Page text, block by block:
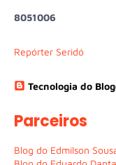
8051006
Repórter Seridó
Tecnologia do
Parceiros
Blog do Edmilson